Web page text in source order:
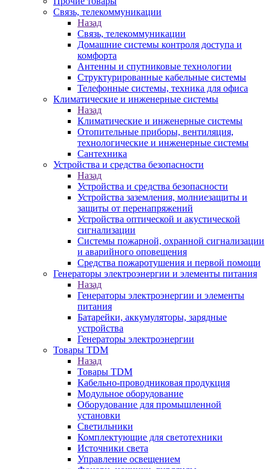
Связь, телекоммуникации
Назад
Связь, телекоммуникации
Домашние системы контроля доступа и
комфорта
Антенны и спутниковые технологии
Структурированные кабельные системы
Телефонные системы, техника для офиса
Климатические и инженерные системы
Назад
Климатические и инженерные системы
Отопительные приборы, вентиляция,
технологические и инженерные системы
Сантехника
Устройства и средства безопасности
Назад
Устройства и средства безопасности
Устройства заземления, молниезащиты и
защиты от перенапряжений
Устройства оптической и акустической
сигнализации
Системы пожарной, охранной сигнализации
и аварийного оповещения
Средства пожаротушения и первой помощи
Генераторы электроэнергии и элементы питания
Назад
Генераторы электроэнергии и элементы
питания
Батарейки, аккумуляторы, зарядные
устройства
Генераторы электроэнергии
Товары TDM
Назад
Товары TDM
Кабельно-проводниковая продукция
Модульное оборудование
Оборудование для промышленной
установки
Светильники
Комплектующие для светотехники
Источники света
Управление освещением